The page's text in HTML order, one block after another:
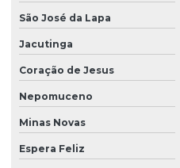
São José da Lapa
Jacutinga
Coração de Jesus
Nepomuceno
Minas Novas
Espera Feliz